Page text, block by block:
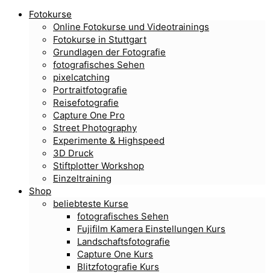
Fotokurse
Online Fotokurse und Videotrainings
Fotokurse in Stuttgart
Grundlagen der Fotografie
fotografisches Sehen
pixelcatching
Portraitfotografie
Reisefotografie
Capture One Pro
Street Photography
Experimente & Highspeed
3D Druck
Stiftplotter Workshop
Einzeltraining
Shop
beliebteste Kurse
fotografisches Sehen
Fujifilm Kamera Einstellungen Kurs
Landschaftsfotografie
Capture One Kurs
Blitzfotografie Kurs